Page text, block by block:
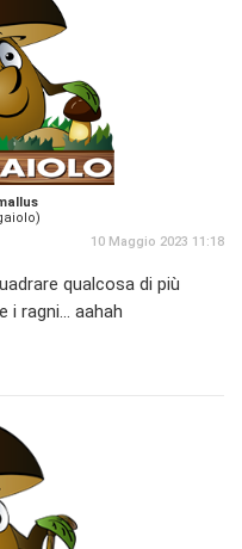
10 Maggio 2023 11:18
qualcosa di più
i ragni... aahah